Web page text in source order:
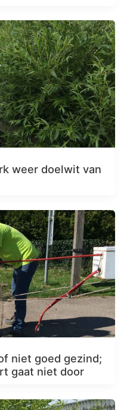
weer doelwit van
niet goed gezind;
gaat niet door